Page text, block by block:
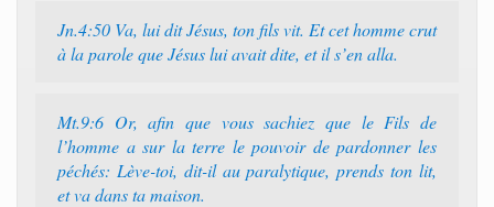
Jn.4:50 Va, lui dit Jésus, ton fils vit. Et cet homme crut
à la parole que Jésus lui avait dite, et il s’en alla.
Mt.9:6 Or, afin que vous sachiez que le Fils de
l’homme a sur la terre le pouvoir de pardonner les
péchés: Lève-toi, dit-il au paralytique, prends ton lit,
et va dans ta maison.